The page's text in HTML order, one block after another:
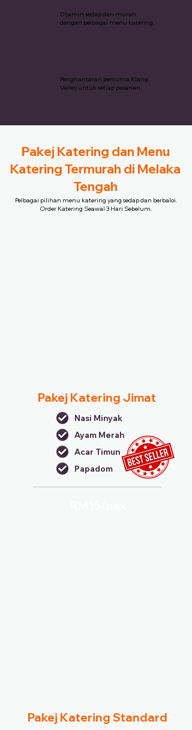
Dijamin sedap dan murah
dengan pelbagai menu katering.
Penghantaran percuma Klang
Valley untuk setiap pesanan.
Pakej Katering dan Menu
Katering Termurah di Melaka
Tengah
Pelbagai pilihan menu katering yang sedap dan berbaloi.
Order Katering Seawal 3 Hari Sebelum.
Pakej Katering Jimat
Nasi Minyak
Ayam Merah
Acar Timun
Papadom
Pakej Katering Standard